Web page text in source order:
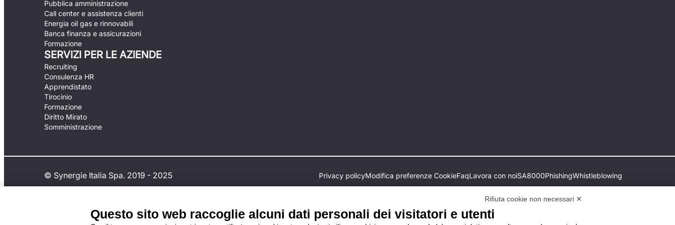
Pubblica amministrazione
Call center e assistenza clienti
Energia oil gas e rinnovabili
Banca finanza e assicurazioni
Formazione
SERVIZI PER LE AZIENDE
Recruiting
Consulenza HR
Apprendistato
Tirocinio
Formazione
Diritto Mirato
Somministrazione
© Synergie Italia Spa. 2019 - 2025 Privacy policyModifica preferenze CookieFaqLavora con noiSA8000PhishingWhistleblowing
Rifiuta cookie non necessari ✕
Questo sito web raccoglie alcuni dati personali dei visitatori e utenti